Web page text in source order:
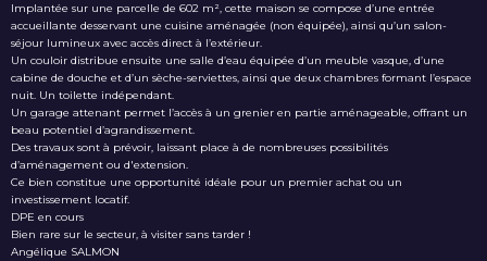
Implantée sur une parcelle de 602 m², cette maison se compose d’une entrée
accueillante desservant une cuisine aménagée (non équipée), ainsi qu’un salon-
séjour lumineux avec accès direct à l’extérieur.
Un couloir distribue ensuite une salle d’eau équipée d’un meuble vasque, d’une
cabine de douche et d’un sèche-serviettes, ainsi que deux chambres formant l’espace
nuit. Un toilette indépendant.
Un garage attenant permet l’accès à un grenier en partie aménageable, offrant un
beau potentiel d’agrandissement.
Des travaux sont à prévoir, laissant place à de nombreuses possibilités
d’aménagement ou d'extension.
Ce bien constitue une opportunité idéale pour un premier achat ou un
investissement locatif.
DPE en cours
Bien rare sur le secteur, à visiter sans tarder !
Angélique SALMON